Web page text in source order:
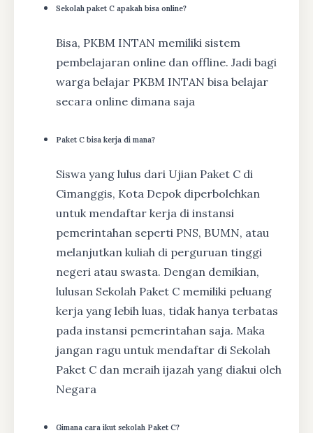
Sekolah paket C apakah bisa online?
Bisa, PKBM INTAN memiliki sistem
pembelajaran online dan offline. Jadi bagi
warga belajar PKBM INTAN bisa belajar
secara online dimana saja
Paket C bisa kerja di mana?
Siswa yang lulus dari Ujian Paket C di
Cimanggis, Kota Depok diperbolehkan
untuk mendaftar kerja di instansi
pemerintahan seperti PNS, BUMN, atau
melanjutkan kuliah di perguruan tinggi
negeri atau swasta. Dengan demikian,
lulusan Sekolah Paket C memiliki peluang
kerja yang lebih luas, tidak hanya terbatas
pada instansi pemerintahan saja. Maka
jangan ragu untuk mendaftar di Sekolah
Paket C dan meraih ijazah yang diakui oleh
Negara
Gimana cara ikut sekolah Paket C?